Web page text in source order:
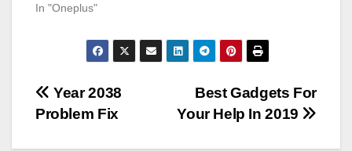
In "Oneplus"
Post
Best Gadgets For
Your Help In 2019
Year 2038
Problem Fix